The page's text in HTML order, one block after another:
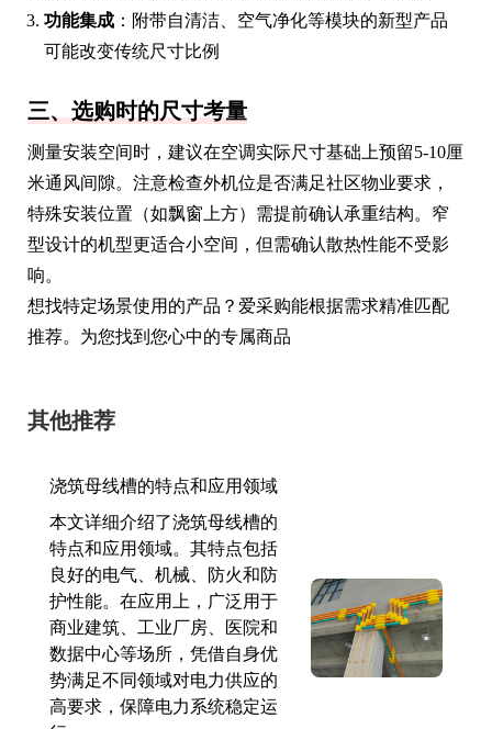
功能集成 ：附带自清洁、空气净化等模块的新型产品
可能改变传统尺寸比例
三、选购时的尺寸考量
测量安装空间时，建议在空调实际尺寸基础上预留5-10厘
米通风间隙。注意检查外机位是否满足社区物业要求，
特殊安装位置（如飘窗上方）需提前确认承重结构。窄
型设计的机型更适合小空间，但需确认散热性能不受影
响。
想找特定场景使用的产品？爱采购能根据需求精准匹配
推荐。为您找到您心中的专属商品
其他推荐
浇筑母线槽的特点和应用领域
本文详细介绍了浇筑母线槽的
特点和应用领域。其特点包括
良好的电气、机械、防火和防
护性能。在应用上，广泛用于
商业建筑、工业厂房、医院和
数据中心等场所，凭借自身优
势满足不同领域对电力供应的
高要求，保障电力系统稳定运